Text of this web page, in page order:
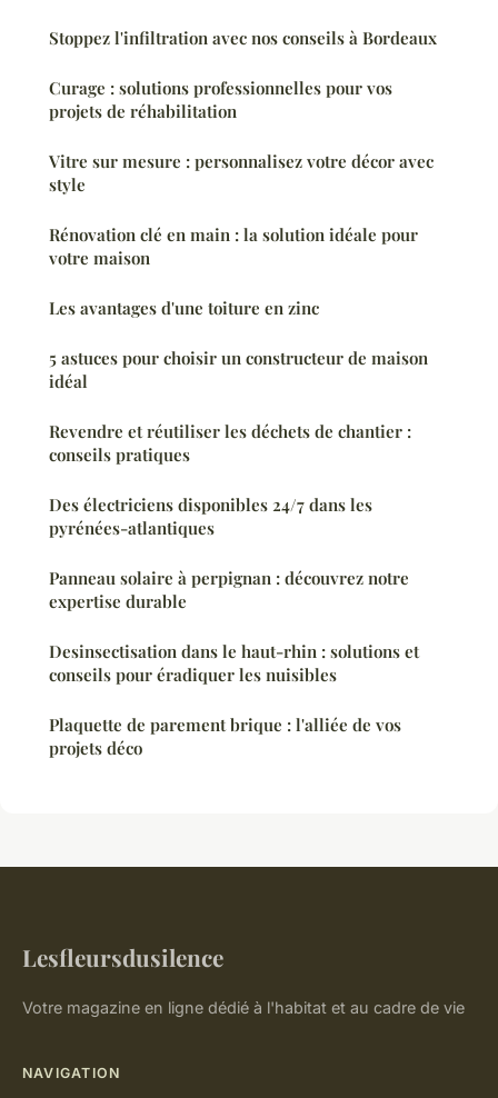
Stoppez l'infiltration avec nos conseils à Bordeaux
Curage : solutions professionnelles pour vos
projets de réhabilitation
Vitre sur mesure : personnalisez votre décor avec
style
Rénovation clé en main : la solution idéale pour
votre maison
Les avantages d'une toiture en zinc
5 astuces pour choisir un constructeur de maison
idéal
Revendre et réutiliser les déchets de chantier :
conseils pratiques
Des électriciens disponibles 24/7 dans les
pyrénées-atlantiques
Panneau solaire à perpignan : découvrez notre
expertise durable
Desinsectisation dans le haut-rhin : solutions et
conseils pour éradiquer les nuisibles
Plaquette de parement brique : l'alliée de vos
projets déco
Lesfleursdusilence
Votre magazine en ligne dédié à l'habitat et au cadre de vie
NAVIGATION